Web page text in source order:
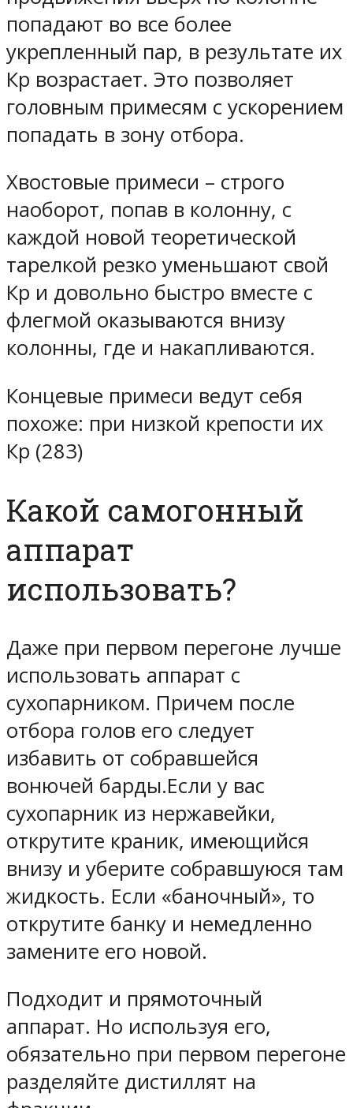
попадают во все более
укрепленный пар, в результате их
Кр возрастает. Это позволяет
головным примесям с ускорением
попадать в зону отбора.
Хвостовые примеси – строго
наоборот, попав в колонну, с
каждой новой теоретической
тарелкой резко уменьшают свой
Кр и довольно быстро вместе с
флегмой оказываются внизу
колонны, где и накапливаются.
Концевые примеси ведут себя
похоже: при низкой крепости их
Кр (283)
Какой самогонный
аппарат
использовать?
Даже при первом перегоне лучше
использовать аппарат с
сухопарником. Причем после
отбора голов его следует
избавить от собравшейся
вонючей барды.Если у вас
сухопарник из нержавейки,
открутите краник, имеющийся
внизу и уберите собравшуюся там
жидкость. Если «баночный», то
открутите банку и немедленно
замените его новой.
Подходит и прямоточный
аппарат. Но используя его,
обязательно при первом перегоне
разделяйте дистиллят на